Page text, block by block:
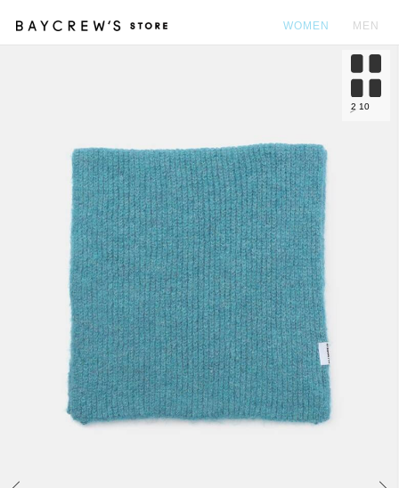
WOMEN MEN
2 10